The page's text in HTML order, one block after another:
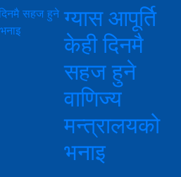
ग्यास आपूर्ति
केही दिनमै
सहज हुने
वाणिज्य
मन्त्रालयको
भनाइ